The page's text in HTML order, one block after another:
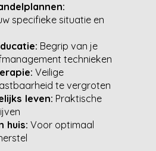
specifieke situatie en
Begrip van je
technieken
Veilige
te vergroten
leven: Praktische
huis: Voor optimaal